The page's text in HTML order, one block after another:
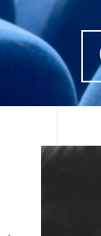
Image